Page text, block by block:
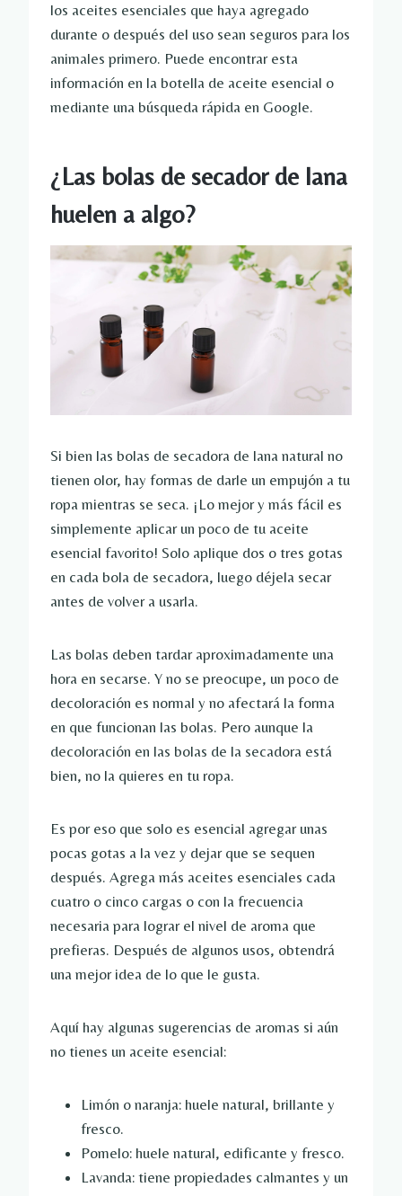
los aceites esenciales que haya agregado
durante o después del uso sean seguros para los
animales primero. Puede encontrar esta
información en la botella de aceite esencial o
mediante una búsqueda rápida en Google.
¿Las bolas de secador de lana
huelen a algo?
Si bien las bolas de secadora de lana natural no
tienen olor, hay formas de darle un empujón a tu
ropa mientras se seca. ¡Lo mejor y más fácil es
simplemente aplicar un poco de tu aceite
esencial favorito! Solo aplique dos o tres gotas
en cada bola de secadora, luego déjela secar
antes de volver a usarla.
Las bolas deben tardar aproximadamente una
hora en secarse. Y no se preocupe, un poco de
decoloración es normal y no afectará la forma
en que funcionan las bolas. Pero aunque la
decoloración en las bolas de la secadora está
bien, no la quieres en tu ropa.
Es por eso que solo es esencial agregar unas
pocas gotas a la vez y dejar que se sequen
después. Agrega más aceites esenciales cada
cuatro o cinco cargas o con la frecuencia
necesaria para lograr el nivel de aroma que
prefieras. Después de algunos usos, obtendrá
una mejor idea de lo que le gusta.
Aquí hay algunas sugerencias de aromas si aún
no tienes un aceite esencial:
Limón o naranja: huele natural, brillante y
fresco.
Pomelo: huele natural, edificante y fresco.
Lavanda: tiene propiedades calmantes y un